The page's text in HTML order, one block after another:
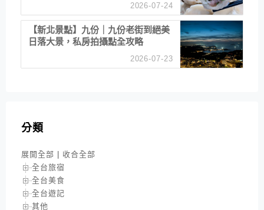
2026-07-24
【新北景點】九份｜九份老街到絕美
日落大景，私房拍攝點全攻略
2026-07-23
分類
展開全部
收合全部
全台旅宿
全台美食
全台遊記
其他